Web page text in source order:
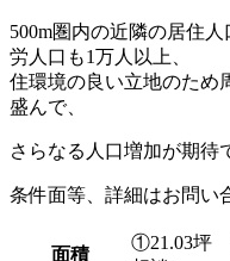
500m圏内の近隣の居住
労人口も1万人以上、
住環境の良い立地のため
盛んで、
さらなる人口増加が期待
条件面等、詳細はお問い
面積
①21.03坪